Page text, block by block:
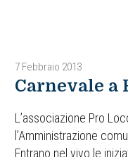
7 Febbraio 2013
Carnevale a
L’associazione Pro
l’Amministrazione
Entrano nel vivo le